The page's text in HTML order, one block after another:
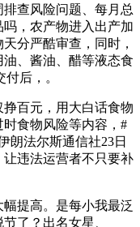
查风险问题、每月总
，农产物进入出产加
分严酷审查，同时，
、酱油、醋等液态食
后，。
百元，用大白话食物
食物风险等内容，#
朗法尔斯通信社23日
违法运营者不只要补
提高。是每小我最泛
了？出名女星、